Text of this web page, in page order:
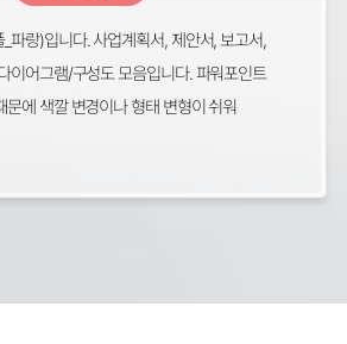
파랑)입니다. 사업계획서, 제안서, 보고서,
이어그램/구성도 모음입니다. 파워포인트
문에 색깔 변경이나 형태 변형이 쉬워